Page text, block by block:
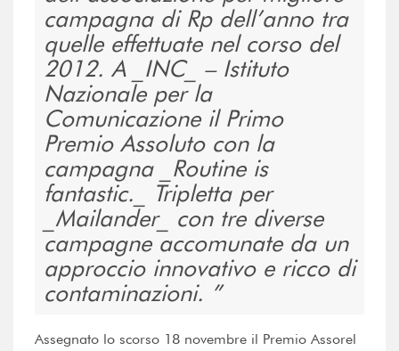
campagna di Rp dell’anno tra
quelle effettuate nel corso del
2012. A _INC_ – Istituto
Nazionale per la
Comunicazione il Primo
Premio Assoluto con la
campagna _Routine is
fantastic._ Tripletta per
_Mailander_ con tre diverse
campagne accomunate da un
approccio innovativo e ricco di
contaminazioni.
Assegnato lo scorso 18 novembre il Premio Assorel